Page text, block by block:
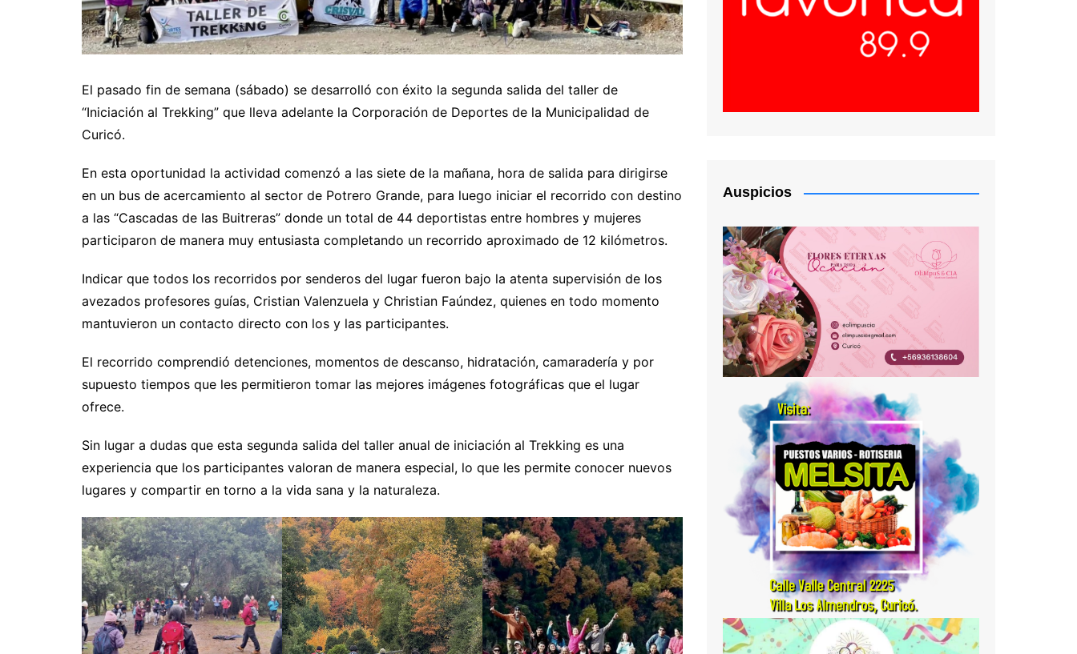
El pasado fin de semana (sábado) se desarrolló con éxito la segunda salida del taller de
“Iniciación al Trekking” que lleva adelante la Corporación de Deportes de la Municipalidad de
Curicó.
En esta oportunidad la actividad comenzó a las siete de la mañana, hora de salida para dirigirse
en un bus de acercamiento al sector de Potrero Grande, para luego iniciar el recorrido con destino
a las “Cascadas de las Buitreras” donde un total de 44 deportistas entre hombres y mujeres
participaron de manera muy entusiasta completando un recorrido aproximado de 12 kilómetros.
Indicar que todos los recorridos por senderos del lugar fueron bajo la atenta supervisión de los
avezados profesores guías, Cristian Valenzuela y Christian Faúndez, quienes en todo momento
mantuvieron un contacto directo con los y las participantes.
El recorrido comprendió detenciones, momentos de descanso, hidratación, camaradería y por
supuesto tiempos que les permitieron tomar las mejores imágenes fotográficas que el lugar
ofrece.
Sin lugar a dudas que esta segunda salida del taller anual de iniciación al Trekking es una
experiencia que los participantes valoran de manera especial, lo que les permite conocer nuevos
lugares y compartir en torno a la vida sana y la naturaleza.
Auspicios